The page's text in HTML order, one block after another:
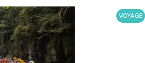
VOYAGE